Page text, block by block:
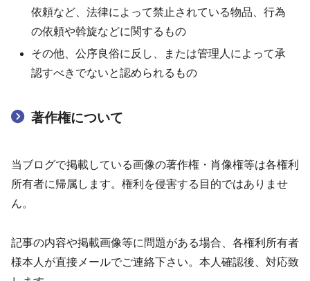
依頼など、法律によって禁止されている物品、行為
の依頼や斡旋などに関するもの
その他、公序良俗に反し、または管理人によって承
認すべきでないと認められるもの
著作権について
当ブログで掲載している画像の著作権・肖像権等は各権利
所有者に帰属します。権利を侵害する目的ではありませ
ん。
記事の内容や掲載画像等に問題がある場合、各権利所有者
様本人が直接メールでご連絡下さい。本人確認後、対応致